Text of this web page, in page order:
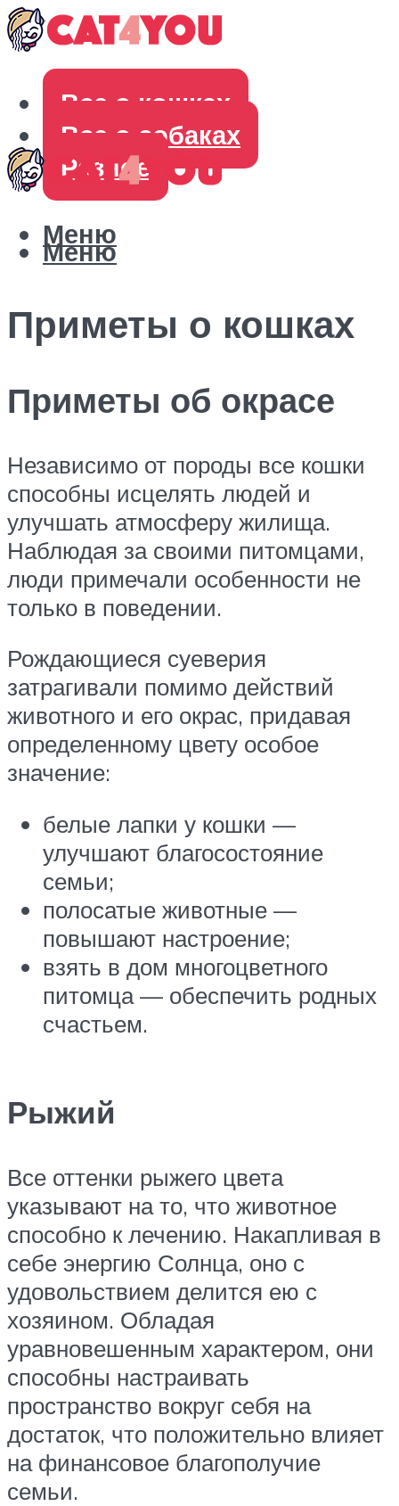
Все о кошках
Все о собаках
Разное
Меню
Меню
Приметы о кошках
Приметы об окрасе
Независимо от породы все кошки
способны исцелять людей и
улучшать атмосферу жилища.
Наблюдая за своими питомцами,
люди примечали особенности не
только в поведении.
Рождающиеся суеверия
затрагивали помимо действий
животного и его окрас, придавая
определенному цвету особое
значение:
белые лапки у кошки —
улучшают благосостояние
семьи;
полосатые животные —
повышают настроение;
взять в дом многоцветного
питомца — обеспечить родных
счастьем.
Рыжий
Все оттенки рыжего цвета
указывают на то, что животное
способно к лечению. Накапливая в
себе энергию Солнца, оно с
удовольствием делится ею с
хозяином. Обладая
уравновешенным характером, они
способны настраивать
пространство вокруг себя на
достаток, что положительно влияет
на финансовое благополучие
семьи.